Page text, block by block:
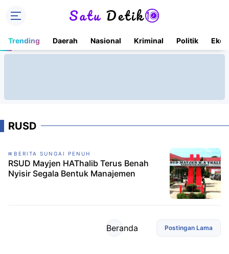
Trending Daerah Nasional Kriminal Politik
RUSD
BERITA SUNGAI PENUH
RSUD Mayjen HAThalib Terus Benah
Nyisir Segala Bentuk Manajemen
Postingan Lama
Beranda